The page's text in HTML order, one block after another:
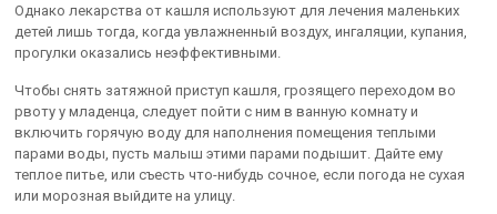
Однако лекарства от кашля используют для лечения маленьких
детей лишь тогда, когда увлажненный воздух, ингаляции, купания,
прогулки оказались неэффективными.
Чтобы снять затяжной приступ кашля, грозящего переходом во
рвоту у младенца, следует пойти с ним в ванную комнату и
включить горячую воду для наполнения помещения теплыми
парами воды, пусть малыш этими парами подышит. Дайте ему
теплое питье, или съесть что-нибудь сочное, если погода не сухая
или морозная выйдите на улицу.